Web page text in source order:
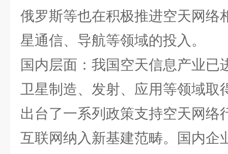
俄罗斯等也在积极推进空天网络
星通信、导航等领域的投入。
国内层面：我国空天信息产业已
卫星制造、发射、应用等领域取
出台了一系列政策支持空天网络
互联网纳入新基建范畴。国内企